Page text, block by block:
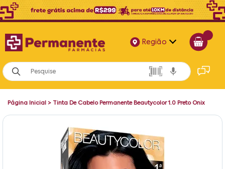
Região
Alagoas
Bahia
Página Inicial > Tinta De Cabelo Permanente Beautycolor 1.0 Preto Onix